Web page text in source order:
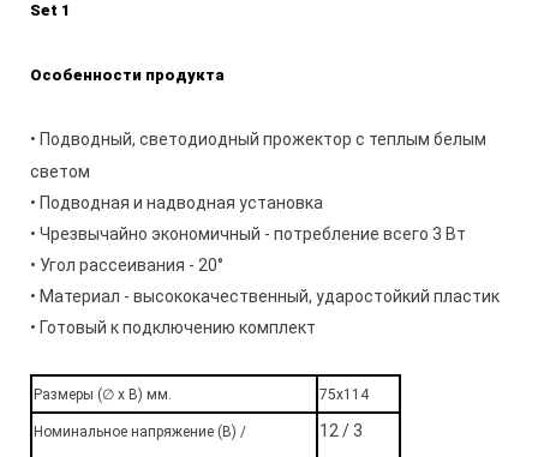
Set 1
Особенности продукта
• Подводный, светодиодный прожектор с теплым белым
светом
• Подводная и надводная установка
• Чрезвычайно экономичный - потребление всего 3 Вт
• Угол рассеивания - 20°
• Материал - высококачественный, ударостойкий пластик
• Готовый к подключению комплект
Размеры (∅ х В) мм. 75х114
Номинальное напряжение (В) /
12 / 3